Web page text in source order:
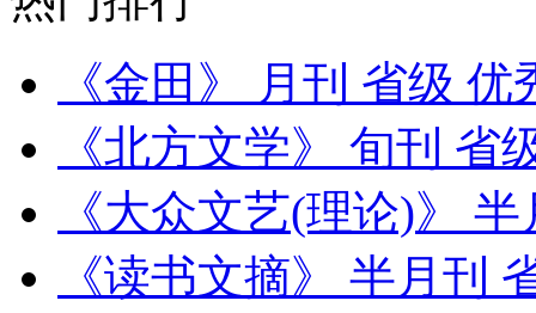
《金田》 月刊 省级 优
《北方文学》 旬刊 省
《大众文艺(理论)》
《读书文摘》 半月刊